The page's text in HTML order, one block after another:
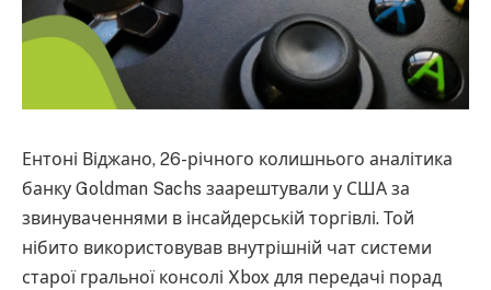
Ентоні Віджано, 26-річного колишнього аналітика
банку Goldman Sachs заарештували у США за
звинуваченнями в інсайдерській торгівлі. Той
нібито використовував внутрішній чат системи
старої гральної консолі Xbox для передачі порад